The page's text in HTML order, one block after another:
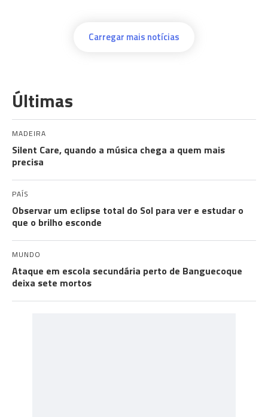
Carregar mais notícias
Últimas
MADEIRA
Silent Care, quando a música chega a quem mais
precisa
PAÍS
Observar um eclipse total do Sol para ver e estudar o
que o brilho esconde
MUNDO
Ataque em escola secundária perto de Banguecoque
deixa sete mortos